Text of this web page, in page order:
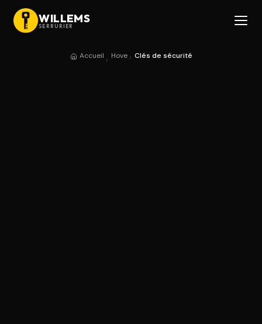
WILLEMS
SERRURIER
Accueil Hove Clés de sécurité